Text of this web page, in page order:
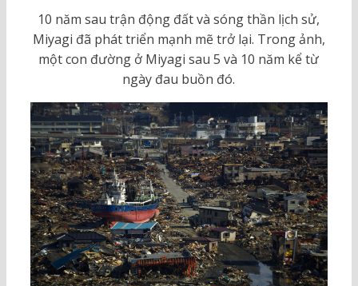
10 năm sau trận động đất và sóng thần lịch sử,
Miyagi đã phát triển mạnh mẽ trở lại. Trong ảnh,
một con đường ở Miyagi sau 5 và 10 năm kể từ
ngày đau buồn đó.